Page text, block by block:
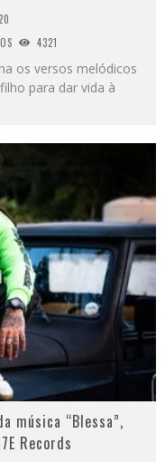
4321
os versos melódicos
para dar vida à
música “Blessa”,
Records